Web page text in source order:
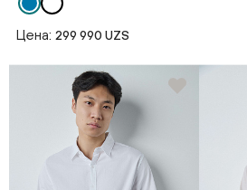
Цена: 299 990 UZS